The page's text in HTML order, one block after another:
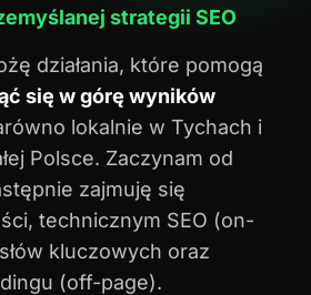
strategii SEO
działania, które pomogą
się w górę wyników
lokalnie w Tychach i
Polsce. Zaczynam od
zajmuję się
technicznym SEO (on-
kluczowych oraz
(off-page).